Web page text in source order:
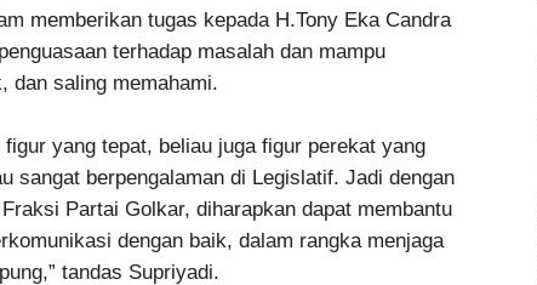
memberikan tugas kepada H.Tony Eka Candra
terhadap masalah dan mampu
dan saling memahami.
yang tepat, beliau juga figur perekat yang
sangat berpengalaman di Legislatif. Jadi dengan
Partai Golkar, diharapkan dapat membantu
dengan baik, dalam rangka menjaga
tandas Supriyadi.